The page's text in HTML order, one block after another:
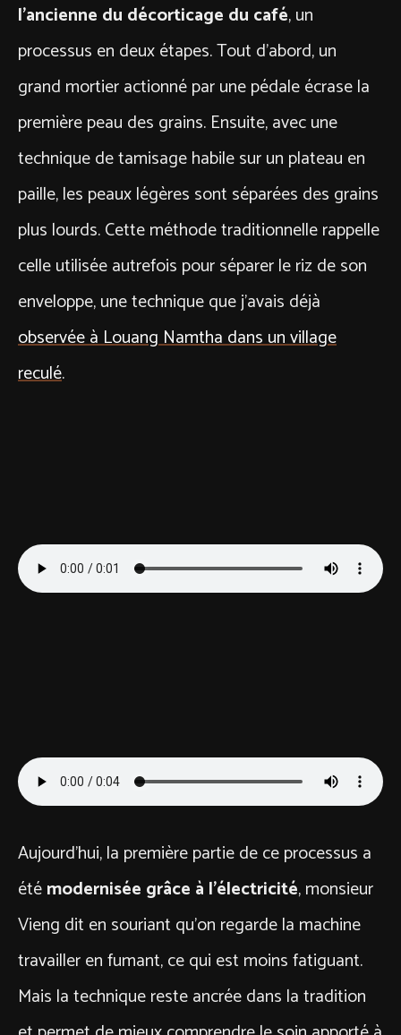
l’ancienne du décorticage du café, un
processus en deux étapes. Tout d’abord, un
grand mortier actionné par une pédale écrase la
première peau des grains. Ensuite, avec une
technique de tamisage habile sur un plateau en
paille, les peaux légères sont séparées des grains
plus lourds. Cette méthode traditionnelle rappelle
celle utilisée autrefois pour séparer le riz de son
enveloppe, une technique que j’avais déjà
observée à Louang Namtha dans un village
reculé.
Aujourd’hui, la première partie de ce processus a
étémodernisée grâce à l’électricité, monsieur
Vieng dit en souriant qu’on regarde la machine
travailler en fumant, ce qui est moins fatiguant.
Mais la technique reste ancrée dans la tradition